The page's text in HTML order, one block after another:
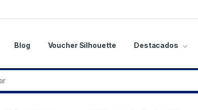
Blog Voucher Silhouette Destacados